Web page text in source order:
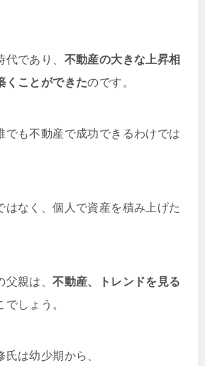
であり、 不動産の大きな上昇相
くことができたのです。
でも不動産で成功できるわけでは
はなく、個人で資産を積み上げた
父親は、不動産、トレンドを見る
でしょう。
は幼少期から、